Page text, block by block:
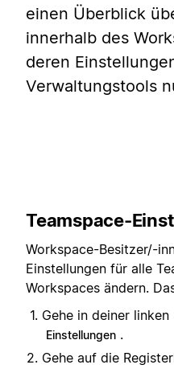
einen Überblick
innerhalb des
deren
Verwaltungstools
Teamspace-
Workspace-Besitzer/-
Einstellungen für alle
Workspaces ändern.
Gehe in deiner
Einstellungen .
Gehe auf die